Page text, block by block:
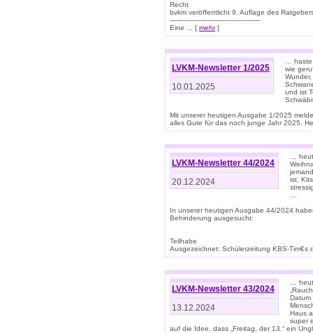
Recht
bvkm veröffentlicht 9. Auflage des
-------------------------------------------
Eine ... [ mehr]
LVKM-Newsletter 1/2025
10.01.2025
…
wie
und ist
Mit unserer heutigen Ausgabe 1/2025
alles Gute für das noch junge Jahr 2025.
LVKM-Newsletter 44/2024
20.12.2024
…
ist.
In unserer heutigen Ausgabe 44/2024
Behinderung ausgesucht:
Teilhabe
Ausgezeichnet: Schülerzeitung KBS-Tim€s
LVKM-Newsletter 43/2024
13.12.2024
…
Datum
Haus
super
auf die Idee, dass „Freitag, der 13.“ ein